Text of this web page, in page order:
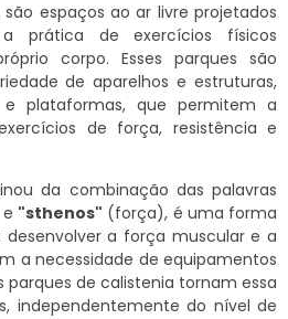
espaços ao ar livre projetados
prática de exercícios físicos
corpo. Esses parques são
de aparelhos e estruturas,
e plataformas, que permitem a
de força, resistência e
da combinação das palavras
"sthenos" (força), é uma forma
a força muscular e a
a necessidade de equipamentos
parques de calistenia tornam essa
independentemente do nível de